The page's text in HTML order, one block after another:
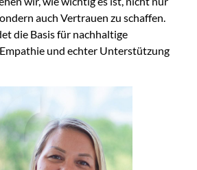
auch Vertrauen zu schaffen.
die Basis für nachhaltige
und echter Unterstützung